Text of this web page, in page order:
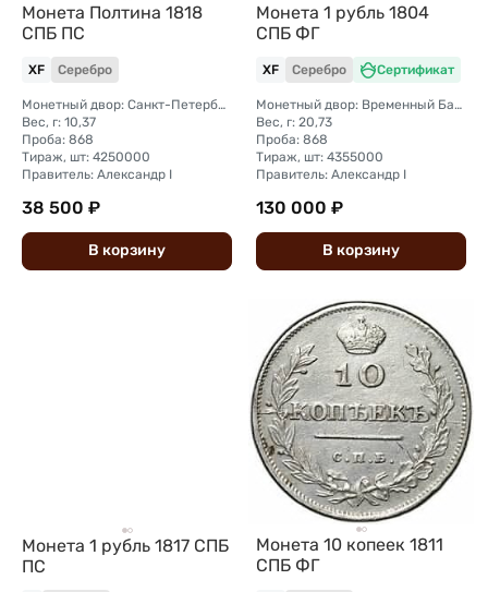
Монета Полтина 1818
СПБ ПС
XF Серебро
Монетный двор: Санкт-Петербургский монетный двор
Вес, г: 10,37
Проба: 868
Тираж, шт: 4250000
Правитель: Александр I
38 500 ₽
В корзину
Монета 1 рубль 1804
СПБ ФГ
XF Серебро Сертификат
Монетный двор: Временный Банковский монетный двор (Санкт-Петербург)
Вес, г: 20,73
Проба: 868
Тираж, шт: 4355000
Правитель: Александр I
130 000 ₽
В корзину
Монета 1 рубль 1817 СПБ
ПС
Монета 10 копеек 1811
СПБ ФГ